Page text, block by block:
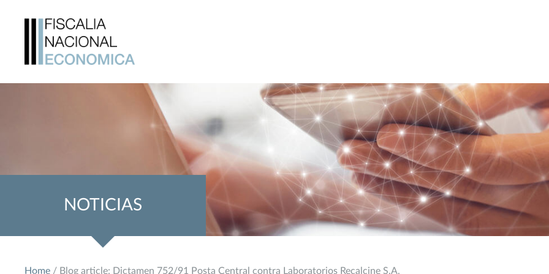
NOTICIAS
Home / Blog article: Dictamen 752/91 Posta Central contra Laboratorios Recalcine S.A.